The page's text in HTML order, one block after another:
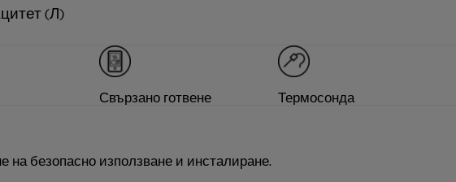
(Л)
Свързано готвене Термосонда
на безопасно използване и инсталиране.